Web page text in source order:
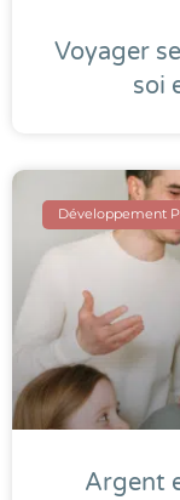
Voyager
soi
Développement
Argent